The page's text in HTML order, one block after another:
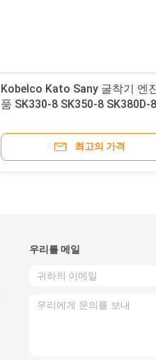
Kobelco Kato Sany 굴착기 엔
품 SK330-8 SK350-8 SK380D-8
이 YN24S00008F1
최고의 가격
우리를 메일